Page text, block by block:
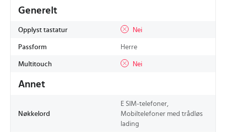
Generelt
Opplyst tastatur Nei
Passform Herre
Multitouch Nei
Annet
Nøkkelord
E SIM-telefoner,
Mobiltelefoner med trådløs
lading